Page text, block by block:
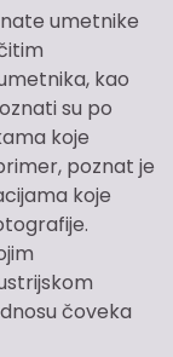
umetnike
kao
su po
koje
poznat je
koje
čoveka